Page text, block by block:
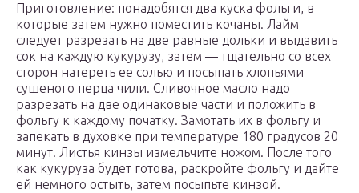
Приготовление: понадобятся два куска фольги, в
которые затем нужно поместить кочаны. Лайм
следует разрезать на две равные дольки и выдавить
сок на каждую кукурузу, затем — тщательно со всех
сторон натереть ее солью и посыпать хлопьями
сушеного перца чили. Сливочное масло надо
разрезать на две одинаковые части и положить в
фольгу к каждому початку. Замотать их в фольгу и
запекать в духовке при температуре 180 градусов 20
минут. Листья кинзы измельчите ножом. После того
как кукуруза будет готова, раскройте фольгу и дайте
ей немного остыть, затем посыпьте кинзой.